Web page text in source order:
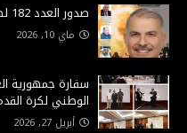
صدور العدد 182 لصحيفة الحدث الاسبوعي من لندن
ماي 10, 2026
سفارة جمهورية
الوطني لكرة
أبريل 27, 2026